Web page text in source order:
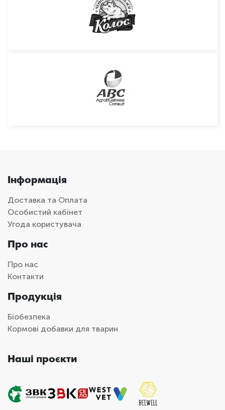
Інформація
Доставка та Оплата
Особистий кабінет
Угода користувача
Про нас
Про нас
Контакти
Продукція
Біобезпека
Кормові добавки для тварин
Наші проєкти